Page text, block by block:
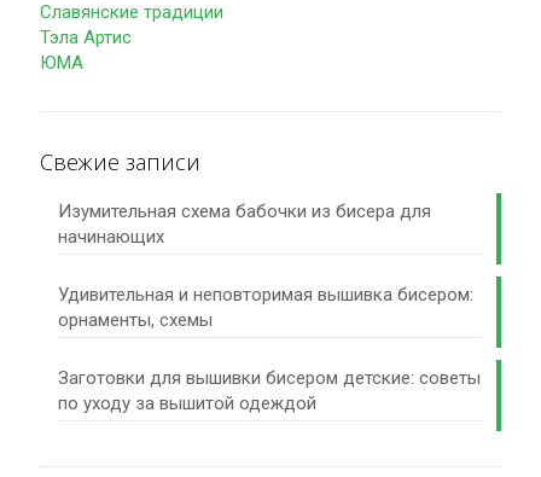
Славянские традиции
Тэла Артис
ЮМА
Свежие записи
Изумительная схема бабочки из бисера для
начинающих
Удивительная и неповторимая вышивка бисером:
орнаменты, схемы
Заготовки для вышивки бисером детские: советы
по уходу за вышитой одеждой